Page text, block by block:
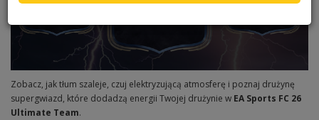
Zobacz, jak tłum szaleje, czuj elektryzującą atmosferę i poznaj drużynę
supergwiazd, które dodadzą energii Twojej drużynie w EA Sports FC 26
Ultimate Team.